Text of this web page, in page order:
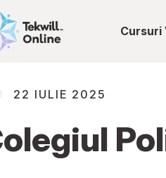
Cursuri
22 IULIE 2025